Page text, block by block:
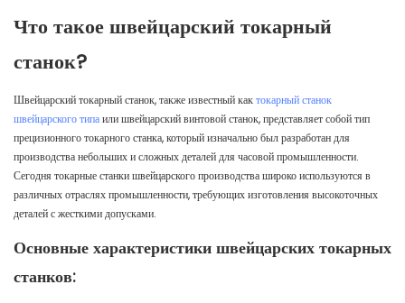
Что такое швейцарский токарный
станок?
Швейцарский токарный станок, также известный кактокарный станок
швейцарского типаили швейцарский винтовой станок, представляет собой тип
прецизионного токарного станка, который изначально был разработан для
производства небольших и сложных деталей для часовой промышленности.
Сегодня токарные станки швейцарского производства широко используются в
различных отраслях промышленности, требующих изготовления высокоточных
деталей с жесткими допусками.
Основные характеристики швейцарских токарных
станков: